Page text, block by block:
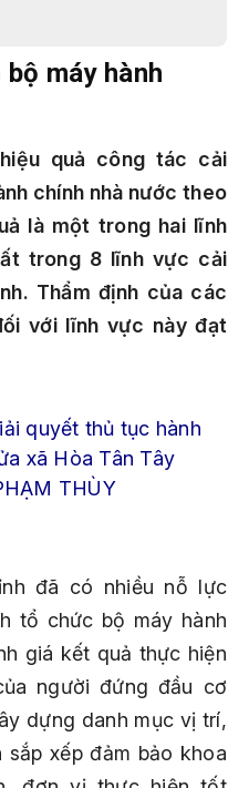
máy hành
quả công tác cải
chính nhà nước theo
là một trong hai lĩnh
trong 8 lĩnh vực cải
Thẩm định của các
với lĩnh vực này đạt
quyết thủ tục hành
xã Hòa Tân Tây
THÙY
đã có nhiều nỗ lực
tổ chức bộ máy hành
giá kết quả thực hiện
người đứng đầu cơ
dựng danh mục vị trí,
xếp đảm bảo khoa